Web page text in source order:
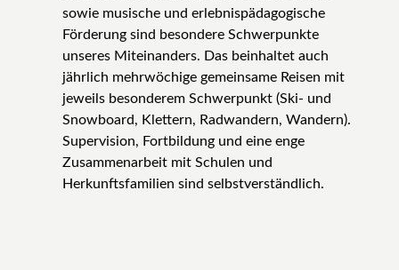
sowie musische und erlebnispädagogische
Förderung sind besondere Schwerpunkte
unseres Miteinanders. Das beinhaltet auch
jährlich mehrwöchige gemeinsame Reisen mit
jeweils besonderem Schwerpunkt (Ski- und
Snowboard, Klettern, Radwandern, Wandern).
Supervision, Fortbildung und eine enge
Zusammenarbeit mit Schulen und
Herkunftsfamilien sind selbstverständlich.